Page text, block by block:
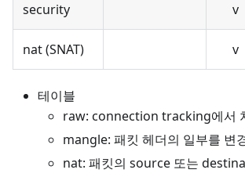
security v
nat (SNAT) v
테이블
raw: connection tracking에서
mangle: 패킷 헤더의 일부를 변
nat: 패킷의 source 또는